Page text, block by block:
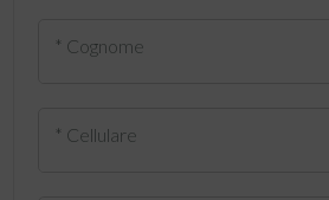
* Cognome
* Cellulare